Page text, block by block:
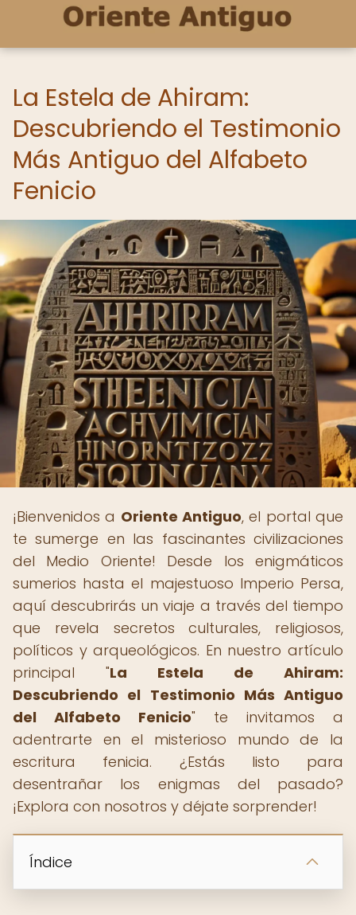
La Estela de Ahiram:
Descubriendo el Testimonio
Más Antiguo del Alfabeto
Fenicio
¡Bienvenidos a Oriente Antiguo, el portal que
te sumerge en las fascinantes civilizaciones
del Medio Oriente! Desde los enigmáticos
sumerios hasta el majestuoso Imperio Persa,
aquí descubrirás un viaje a través del tiempo
que revela secretos culturales, religiosos,
políticos y arqueológicos. En nuestro artículo
principal "La Estela de Ahiram:
Descubriendo el Testimonio Más Antiguo
del Alfabeto Fenicio" te invitamos a
adentrarte en el misterioso mundo de la
escritura fenicia. ¿Estás listo para
desentrañar los enigmas del pasado?
¡Explora con nosotros y déjate sorprender!
Índice